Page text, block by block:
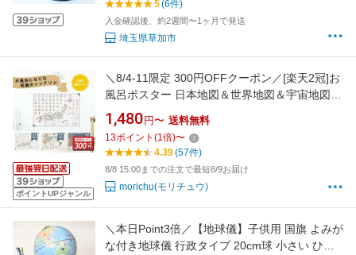
祝い 人気 ホルダー 台座 埼玉県 草加市
5(6件)
入金確認後、約2週間〜1ヶ月で発送
埼玉県草加市
ポイントUPジャンル
＼8/4-11限定 300円OFFクーポン／[楽天2冠]お
風呂ポスター 日本地図＆世界地図＆宇宙地図 3
枚セット 地図 おふろぽすたー 太陽系図 B3サイ
ズ(横51.5cm×縦36.4cm) お風呂 おもちゃ 中学
受験 地理 社会 地図 地球 防水 学習 教材 勉強
1,480 円〜 送料無料
13ポイント (1倍)〜
4.39(57件)
8/8 15:00までの注文で最短8/9お届け
morichu(モリチュウ)
＼本日Point3倍／【地球儀】子供用 国旗 よみが
な付き地球儀 行政タイプ 20cm球 小さい ひら